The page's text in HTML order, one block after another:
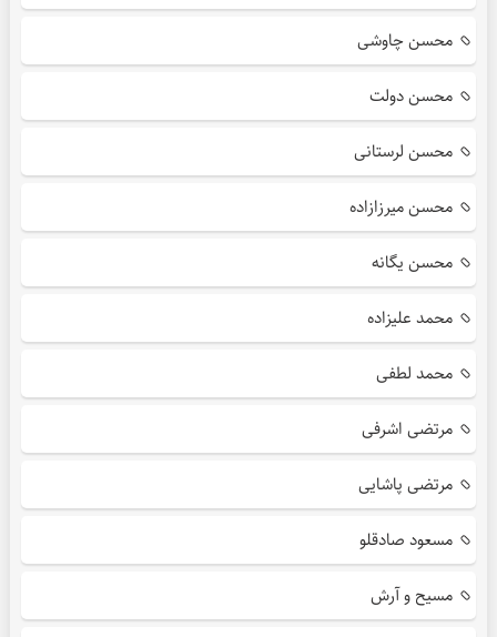
محسن چاوشی
محسن دولت
محسن لرستانی
محسن میرزازاده
محسن یگانه
محمد علیزاده
محمد لطفی
مرتضی اشرفی
مرتضی پاشایی
مسعود صادقلو
مسیح و آرش